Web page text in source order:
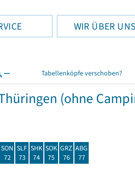
WIR ÜBER UNS
Tabellenköpfe verschoben?
(ohne
SON
72
SLF
73
SHK
74
SOK
75
GRZ
76
ABG
77